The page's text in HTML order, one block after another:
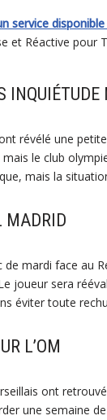
service
et Réactive pour
INQUIÉTUDE
révélé une
le club
mais la
MADRID
mardi face au
joueur sera
éviter toute
L’OM
ont
une semaine